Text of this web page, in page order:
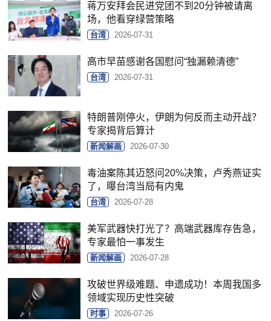
蒋万安拜会民进党团不到20分钟被请离
场，他看穿绿营策略
台湾 2026-07-31
高市早苗感谢各国慰问“独漏赖清德”
台湾 2026-07-31
特朗普刚停火，伊朗为何反而主动开战？
专家揭背后算计
新闻解画 2026-07-30
毒油案陈其迈怒问20%决策，卢秀燕证实
了，曝台湾当局有内鬼
台湾 2026-07-28
美军武器快打光了？高端武器库存告急，
专家最怕一事发生
新闻解画 2026-07-28
攻破世界级难题、申遗成功！本周我国多
领域实现历史性突破
时事 2026-07-26